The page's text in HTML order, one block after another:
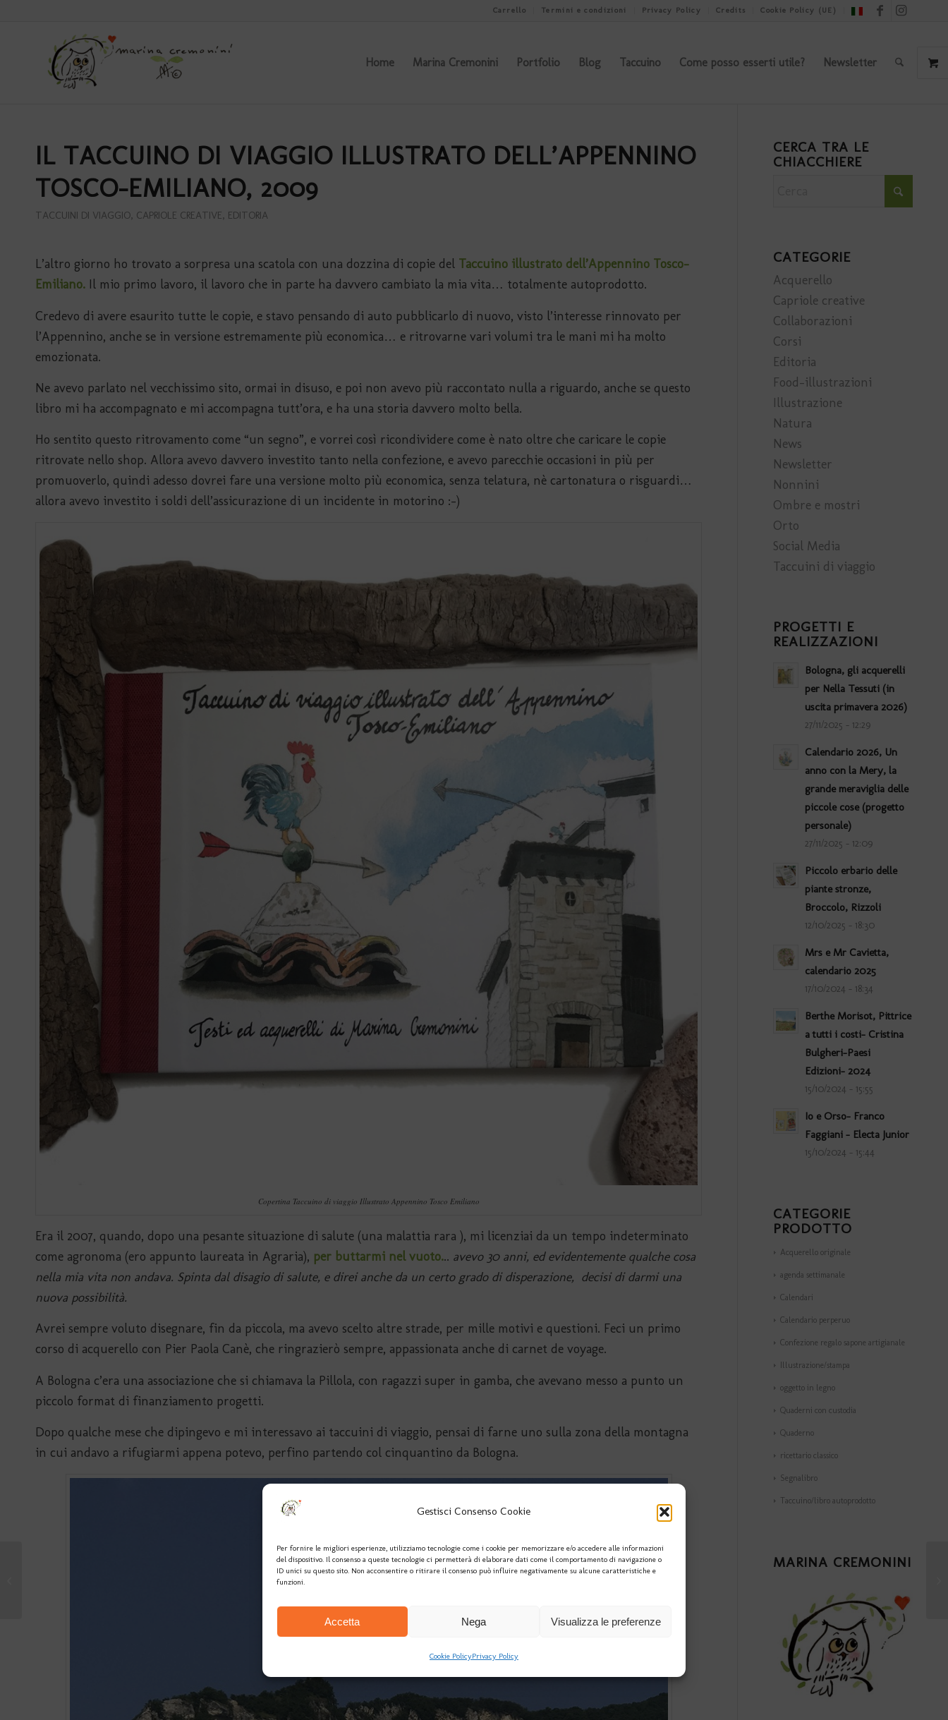
Gestisci Consenso Cookie
Per fornire le migliori esperienze, utilizziamo tecnologie come i cookie per memorizzare e/o accedere alle informazioni
del dispositivo. Il consenso a queste tecnologie ci permetterà di elaborare dati come il comportamento di navigazione o
ID unici su questo sito. Non acconsentire o ritirare il consenso può influire negativamente su alcune caratteristiche e
funzioni.
Accetta Nega Visualizza le preferenze
Cookie PolicyPrivacy Policy
Carrello Termini e condizioni Privacy Policy Credits Cookie Policy (UE)
Home Marina Cremonini Portfolio Blog Taccuino Come posso esserti utile? Newsletter
IL TACCUINO DI VIAGGIO ILLUSTRATO DELL’APPENNINO
TOSCO-EMILIANO, 2009
TACCUINI DI VIAGGIO, CAPRIOLE CREATIVE, EDITORIA
L’altro giorno ho trovato a sorpresa una scatola con una dozzina di copie del Taccuino illustrato dell’Appennino Tosco-
Emiliano. Il mio primo lavoro, il lavoro che in parte ha davvero cambiato la mia vita… totalmente autoprodotto.
Credevo di avere esaurito tutte le copie, e stavo pensando di auto pubblicarlo di nuovo, visto l’interesse rinnovato per
l’Appennino, anche se in versione estremamente più economica… e ritrovarne vari volumi tra le mani mi ha molto
emozionata.
Ne avevo parlato nel vecchissimo sito, ormai in disuso, e poi non avevo più raccontato nulla a riguardo, anche se questo
libro mi ha accompagnato e mi accompagna tutt’ora, e ha una storia davvero molto bella.
Ho sentito questo ritrovamento come “un segno”, e vorrei così ricondividere come è nato oltre che caricare le copie
ritrovate nello shop. Allora avevo davvero investito tanto nella confezione, e avevo parecchie occasioni in più per
promuoverlo, quindi adesso dovrei fare una versione molto più economica, senza telatura, nè cartonatura o risguardi…
allora avevo investito i soldi dell’assicurazione di un incidente in motorino :-)
Copertina Taccuino di viaggio Illustrato Appennino Tosco Emiliano
Era il 2007, quando, dopo una pesante situazione di salute (una malattia rara ), mi licenziai da un tempo indeterminato
come agronoma (ero appunto laureata in Agraria), per buttarmi nel vuoto... avevo 30 anni, ed evidentemente qualche cosa
nella mia vita non andava. Spinta dal disagio di salute, e direi anche da un certo grado di disperazione, decisi di darmi una
nuova possibilità.
Avrei sempre voluto disegnare, fin da piccola, ma avevo scelto altre strade, per mille motivi e questioni. Feci un primo
corso di acquerello con Pier Paola Canè, che ringrazierò sempre, appassionata anche di carnet de voyage.
A Bologna c’era una associazione che si chiamava la Pillola, con ragazzi super in gamba, che avevano messo a punto un
piccolo format di finanziamento progetti.
Dopo qualche mese che dipingevo e mi interessavo ai taccuini di viaggio, pensai di farne uno sulla zona della montagna
in cui andavo a rifugiarmi appena potevo, perfino partendo col cinquantino da Bologna.
CERCA TRA LE
CHIACCHIERE
CATEGORIE
Acquerello
Capriole creative
Collaborazioni
Corsi
Editoria
Food-illustrazioni
Illustrazione
Natura
News
Newsletter
Nonnini
Ombre e mostri
Orto
Social Media
Taccuini di viaggio
PROGETTI E
REALIZZAZIONI
Bologna, gli acquerelli
per Nella Tessuti (in
uscita primavera 2026)
27/11/2025 - 12:29
Calendario 2026, Un
anno con la Mery, la
grande meraviglia delle
piccole cose (progetto
personale)
27/11/2025 - 12:09
Piccolo erbario delle
piante stronze,
Broccolo, Rizzoli
12/10/2025 - 18:30
Mrs e Mr Cavietta,
calendario 2025
17/10/2024 - 18:34
Berthe Morisot, Pittrice
a tutti i costi- Cristina
Bulgheri-Paesi
Edizioni- 2024
15/10/2024 - 15:55
Io e Orso- Franco
Faggiani – Electa Junior
15/10/2024 - 15:44
CATEGORIE
PRODOTTO
Acquerello originale
agenda settimanale
Calendari
Calendario perperuo
Confezione regalo sapone artigianale
Illustrazione/stampa
oggetto in legno
Quaderni con custodia
Quaderno
ricettario classico
Segnalibro
Taccuino/libro autoprodotto
MARINA CREMONINI